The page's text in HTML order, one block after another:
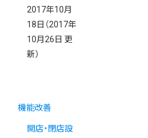
2017年10月
18日 （2017年
10月26日 更
新）
機能改善
開店・閉店設